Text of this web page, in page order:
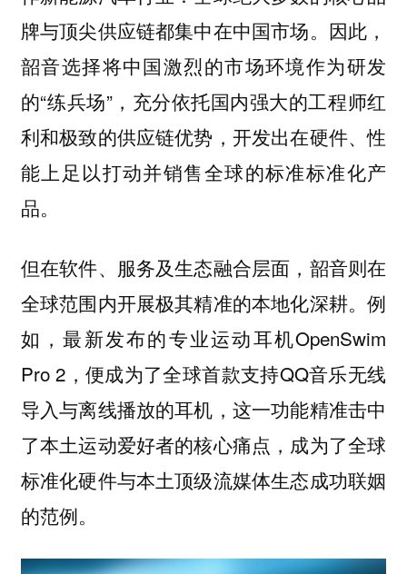
牌与顶尖供应链都集中在中国市场。因此，
韶音选择将中国激烈的市场环境作为研发
的“练兵场”，充分依托国内强大的工程师红
利和极致的供应链优势，开发出在硬件、性
能上足以打动并销售全球的标准标准化产
品。
但在软件、服务及生态融合层面，韶音则在
全球范围内开展极其精准的本地化深耕。例
如，最新发布的专业运动耳机OpenSwim
Pro 2，便成为了全球首款支持QQ音乐无线
导入与离线播放的耳机，这一功能精准击中
了本土运动爱好者的核心痛点，成为了全球
标准化硬件与本土顶级流媒体生态成功联姻
的范例。